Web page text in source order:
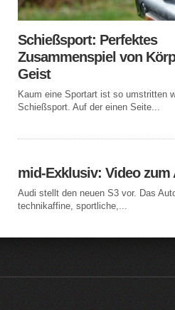
Schießsport: Perfektes
Zusammenspiel von
Geist
Kaum eine Sportart ist so umstritten
Schießsport. Auf der einen Seite...
mid-Exklusiv: Video zum
Audi stellt den neuen S3 vor. Das
technikaffine, sportliche,...